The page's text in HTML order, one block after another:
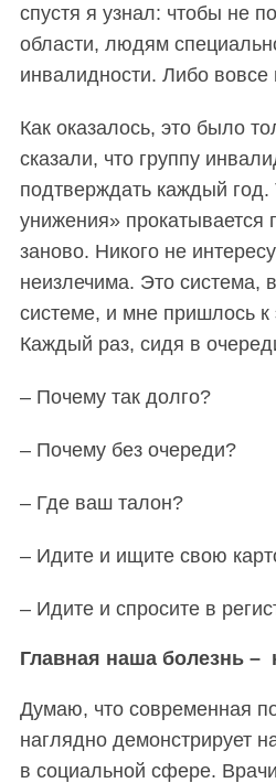
спустя я узнал: чтобы не
области, людям
инвалидности. Либо вовсе
Как оказалось, это было
сказали, что группу
подтверждать каждый год.
унижения» прокатывается
заново. Никого не
неизлечима. Это система,
системе, и мне пришлось к
Каждый раз, сидя в
– Почему так долго?
– Почему без очереди?
– Где ваш талон?
– Идите и ищите свою
– Идите и спросите в
Главная наша болезнь –
Думаю, что современная
наглядно демонстрирует
в социальной сфере.